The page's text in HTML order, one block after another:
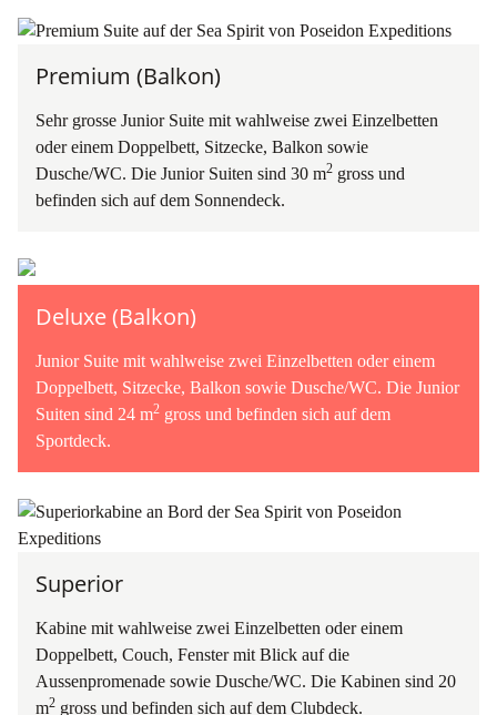
Premium (Balkon)
Sehr grosse Junior Suite mit wahlweise zwei Einzelbetten
oder einem Doppelbett, Sitzecke, Balkon sowie
Dusche/WC. Die Junior Suiten sind 30 m2 gross und
befinden sich auf dem Sonnendeck.
Deluxe (Balkon)
Junior Suite mit wahlweise zwei Einzelbetten oder einem
Doppelbett, Sitzecke, Balkon sowie Dusche/WC. Die Junior
Suiten sind 24 m2 gross und befinden sich auf dem
Sportdeck.
Superior
Kabine mit wahlweise zwei Einzelbetten oder einem
Doppelbett, Couch, Fenster mit Blick auf die
Aussenpromenade sowie Dusche/WC. Die Kabinen sind 20
m2 gross und befinden sich auf dem Clubdeck.